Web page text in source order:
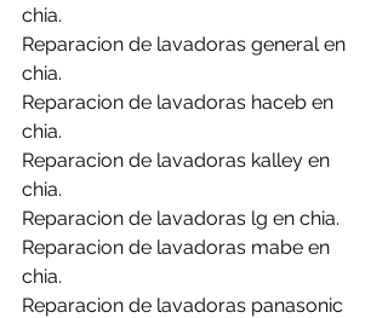
chia.
Reparacion de lavadoras general en
chia.
Reparacion de lavadoras haceb en
chia.
Reparacion de lavadoras kalley en
chia.
Reparacion de lavadoras lg en chia.
Reparacion de lavadoras mabe en
chia.
Reparacion de lavadoras panasonic